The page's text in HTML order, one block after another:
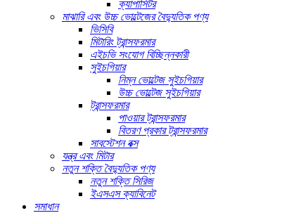
ক্যাপাসিটর
মাঝারি এবং উচ্চ ভোল্টেজের বৈদ্যুতিক পণ্য
ভিসিবি
মিটারিং ট্রান্সফরমার
এইচভি সংযোগ বিচ্ছিন্নকারী
সুইচগিয়ার
নিম্ন ভোল্টেজ সুইচগিয়ার
উচ্চ ভোল্টেজ সুইচগিয়ার
ট্রান্সফরমার
পাওয়ার ট্রান্সফরমার
বিতরণ প্রকার ট্রান্সফরমার
সাবস্টেশন বক্স
যন্ত্র এবং মিটার
নতুন শক্তি বৈদ্যুতিক পণ্য
নতুন শক্তি সিরিজ
ইএসএস ক্যাবিনেট
সমাধান